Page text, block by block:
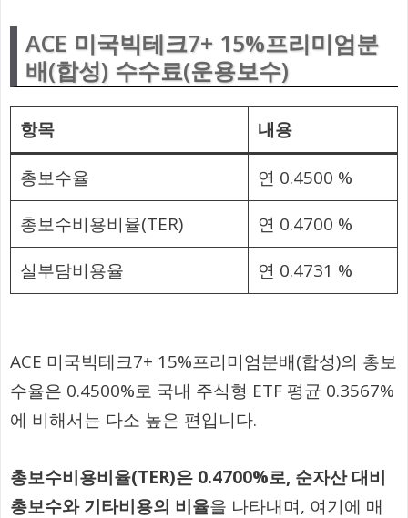
ACE 미국빅테크7+ 15%프리미엄분
배(합성) 수수료(운용보수)
항목 내용
총보수율
연 0.4500 %
총보수비용비율(TER)
연 0.4700 %
실부담비용율
연 0.4731 %
ACE 미국빅테크7+ 15%프리미엄분배(합성)의 총보
수율은 0.4500%로 국내 주식형 ETF 평균 0.3567%
에 비해서는 다소 높은 편입니다.
총보수비용비율(TER)은 0.4700%로, 순자산 대비
총보수와 기타비용의 비율을 나타내며, 여기에 매